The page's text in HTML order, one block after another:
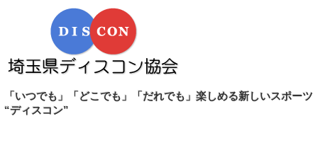
「いつでも」「どこでも」「だれでも」楽しめる新しいスポーツ
“ディスコン”